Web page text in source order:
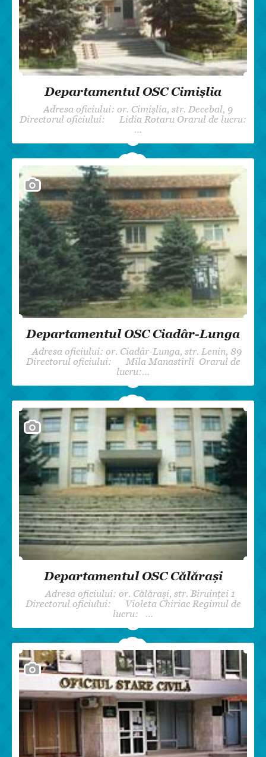
Departamentul OSC Cimișlia
Adresa oficiului: or. Cimișlia, str. Decebal, 9
Directorul oficiului: Lidia Rotaru Orarul de lucru:
…
Departamentul OSC Ciadâr-Lunga
Adresa oficiului: or. Ciadâr-Lunga, str. Lenin, 89
Directorul oficiului: Mila Manastîrlî Orarul de
lucru:…
Departamentul OSC Călărași
Adresa oficiului: or. Călărași, str. Biruinței 1
Directorul oficiului: Violeta Chiriac Regimul de
lucru: …